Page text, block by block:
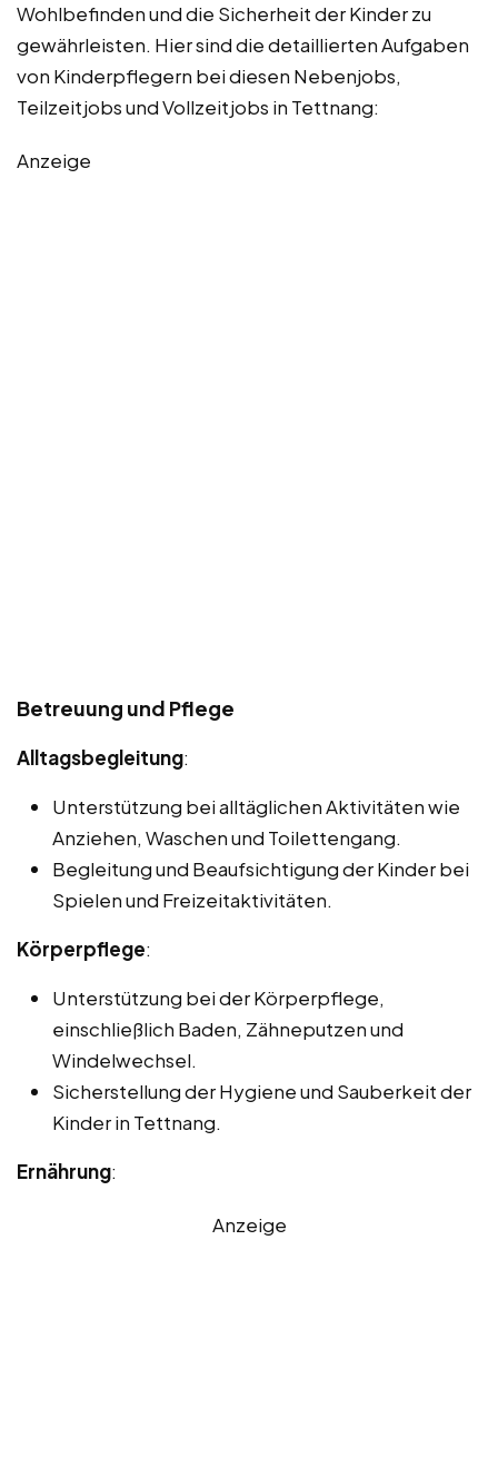
Wohlbefinden und die Sicherheit der Kinder zu
gewährleisten. Hier sind die detaillierten Aufgaben
von Kinderpflegern bei diesen Nebenjobs,
Teilzeitjobs und Vollzeitjobs in Tettnang:
Anzeige
Betreuung und Pflege
Alltagsbegleitung:
Unterstützung bei alltäglichen Aktivitäten wie
Anziehen, Waschen und Toilettengang.
Begleitung und Beaufsichtigung der Kinder bei
Spielen und Freizeitaktivitäten.
Körperpflege:
Unterstützung bei der Körperpflege,
einschließlich Baden, Zähneputzen und
Windelwechsel.
Sicherstellung der Hygiene und Sauberkeit der
Kinder in Tettnang.
Ernährung:
Anzeige